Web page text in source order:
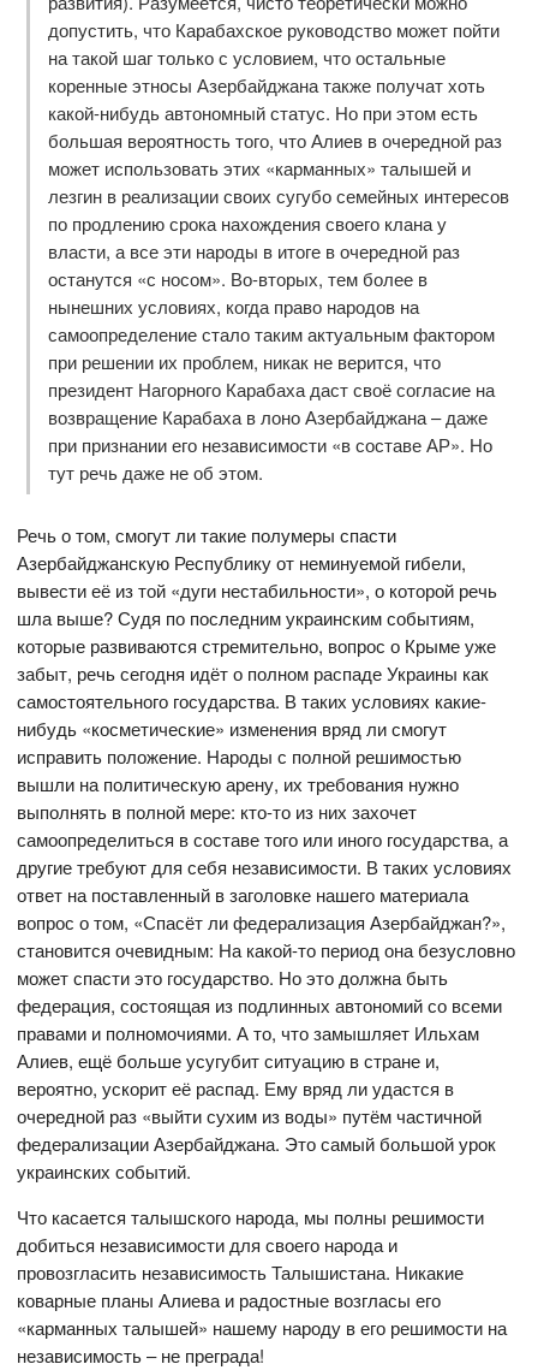
допустить, что Карабахское руководство может пойти
на такой шаг только с условием, что остальные
коренные этносы Азербайджана также получат хоть
какой-нибудь автономный статус. Но при этом есть
большая вероятность того, что Алиев в очередной раз
может использовать этих «карманных» талышей и
лезгин в реализации своих сугубо семейных интересов
по продлению срока нахождения своего клана у
власти, а все эти народы в итоге в очередной раз
останутся «с носом». Во-вторых, тем более в
нынешних условиях, когда право народов на
самоопределение стало таким актуальным фактором
при решении их проблем, никак не верится, что
президент Нагорного Карабаха даст своё согласие на
возвращение Карабаха в лоно Азербайджана – даже
при признании его независимости «в составе АР». Но
тут речь даже не об этом.
Речь о том, смогут ли такие полумеры спасти
Азербайджанскую Республику от неминуемой гибели,
вывести её из той «дуги нестабильности», о которой речь
шла выше? Судя по последним украинским событиям,
которые развиваются стремительно, вопрос о Крыме уже
забыт, речь сегодня идёт о полном распаде Украины как
самостоятельного государства. В таких условиях какие-
нибудь «косметические» изменения вряд ли смогут
исправить положение. Народы с полной решимостью
вышли на политическую арену, их требования нужно
выполнять в полной мере: кто-то из них захочет
самоопределиться в составе того или иного государства, а
другие требуют для себя независимости. В таких условиях
ответ на поставленный в заголовке нашего материала
вопрос о том, «Спасёт ли федерализация Азербайджан?»,
становится очевидным: На какой-то период она безусловно
может спасти это государство. Но это должна быть
федерация, состоящая из подлинных автономий со всеми
правами и полномочиями. А то, что замышляет Ильхам
Алиев, ещё больше усугубит ситуацию в стране и,
вероятно, ускорит её распад. Ему вряд ли удастся в
очередной раз «выйти сухим из воды» путём частичной
федерализации Азербайджана. Это самый большой урок
украинских событий.
Что касается талышского народа, мы полны решимости
добиться независимости для своего народа и
провозгласить независимость Талышистана. Никакие
коварные планы Алиева и радостные возгласы его
«карманных талышей» нашему народу в его решимости на
независимость – не преграда!